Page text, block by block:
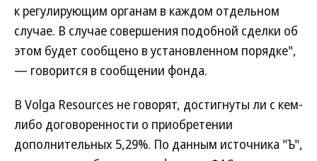
к регулирующим органам в каждом отдельном
случае. В случае совершения подобной сделки об
этом будет сообщено в установленном порядке",
— говорится в сообщении фонда.
В Volga Resources не говорят, достигнуты ли с кем-
либо договоренности о приобретении
дополнительных 5,29%. По данным источника "Ъ",